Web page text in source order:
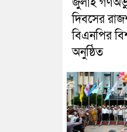
দিবসের
বিএনপির
অনুষ্ঠিত